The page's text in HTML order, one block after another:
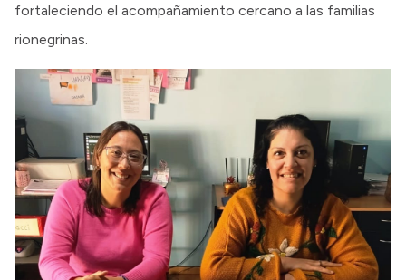
fortaleciendo el acompañamiento cercano a las familias
rionegrinas.